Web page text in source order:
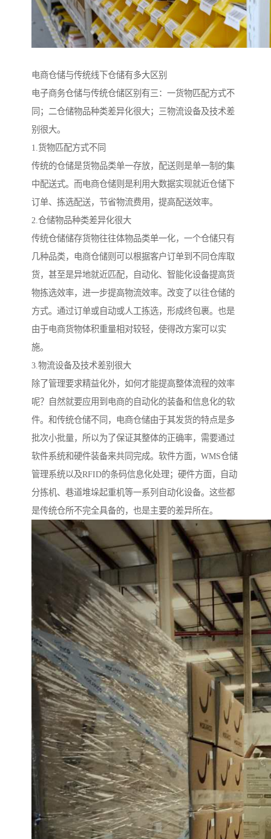
电商仓储与传统线下仓储有多大区别
电子商务仓储与传统仓储区别有三：一货物匹配方式不
同；二仓储物品种类差异化很大；三物流设备及技术差
别很大。
1.货物匹配方式不同
传统的仓储是货物品类单一存放，配送则是单一制的集
中配送式。而电商仓储则是利用大数据实现就近仓储下
订单、拣选配送，节省物流费用，提高配送效率。
2.仓储物品种类差异化很大
传统仓储储存货物往往体物品类单一化，一个仓储只有
几种品类，电商仓储则可以根据客户订单到不同仓库取
货，甚至是异地就近匹配，自动化、智能化设备提高货
物拣选效率，进一步提高物流效率。改变了以往仓储的
方式。通过订单或自动或人工拣选，形成终包裹。也是
由于电商货物体积重量相对较轻，使得改方案可以实
施。
3.物流设备及技术差别很大
除了管理要求精益化外，如何才能提高整体流程的效率
呢？自然就要应用到电商的自动化的装备和信息化的软
件。和传统仓储不同，电商仓储由于其发货的特点是多
批次小批量，所以为了保证其整体的正确率，需要通过
软件系统和硬件装备来共同完成。软件方面，WMS仓储
管理系统以及RFID的条码信息化处理；硬件方面，自动
分拣机、巷道堆垛起重机等一系列自动化设备。这些都
是传统仓所不完全具备的，也是主要的差异所在。